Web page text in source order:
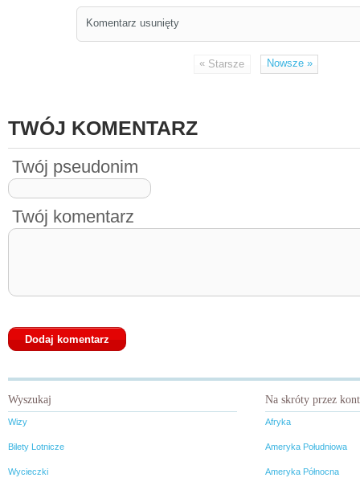
Komentarz usunięty
« Starsze Nowsze»
TWÓJ KOMENTARZ
Twój pseudonim
Twój komentarz
Wyszukaj
Wizy
Bilety Lotnicze
Wycieczki
Na skróty przez
Afryka
Ameryka Południowa
Ameryka Północna